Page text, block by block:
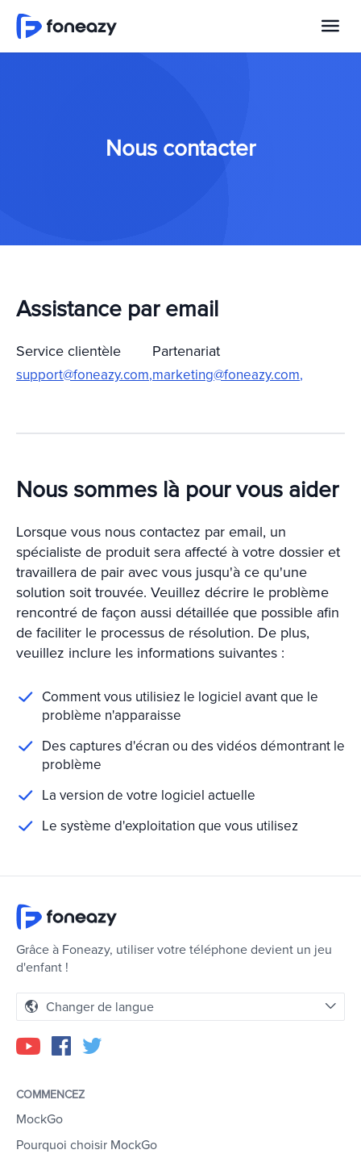
Nous contacter
Assistance par email
Service clientèle
support@foneazy.com,
Partenariat
marketing@foneazy.com,
Nous sommes là pour vous aider
Lorsque vous nous contactez par email, un
spécialiste de produit sera affecté à votre dossier et
travaillera de pair avec vous jusqu'à ce qu'une
solution soit trouvée. Veuillez décrire le problème
rencontré de façon aussi détaillée que possible afin
de faciliter le processus de résolution. De plus,
veuillez inclure les informations suivantes :
Comment vous utilisiez le logiciel avant que le
problème n'apparaisse
Des captures d'écran ou des vidéos démontrant le
problème
La version de votre logiciel actuelle
Le système d'exploitation que vous utilisez
Grâce à Foneazy, utiliser votre téléphone devient un jeu
d'enfant !
Changer de langue
COMMENCEZ
MockGo
Pourquoi choisir MockGo